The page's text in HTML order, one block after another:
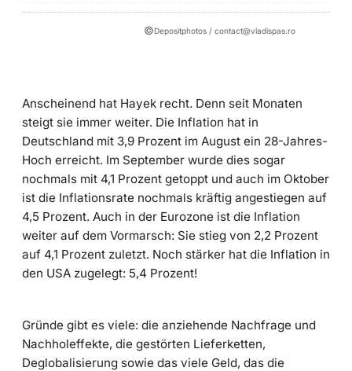
©Depositphotos / contact@vladispas.ro
Anscheinend hat Hayek recht. Denn seit Monaten
steigt sie immer weiter. Die Inflation hat in
Deutschland mit 3,9 Prozent im August ein 28-Jahres-
Hoch erreicht. Im September wurde dies sogar
nochmals mit 4,1 Prozent getoppt und auch im Oktober
ist die Inflationsrate nochmals kräftig angestiegen auf
4,5 Prozent. Auch in der Eurozone ist die Inflation
weiter auf dem Vormarsch: Sie stieg von 2,2 Prozent
auf 4,1 Prozent zuletzt. Noch stärker hat die Inflation in
den USA zugelegt: 5,4 Prozent!
Gründe gibt es viele: die anziehende Nachfrage und
Nachholeffekte, die gestörten Lieferketten,
Deglobalisierung sowie das viele Geld, das die